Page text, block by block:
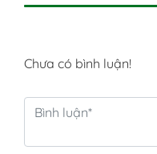
Chưa có bình luận!